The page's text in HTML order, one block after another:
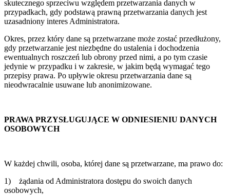
skutecznego sprzeciwu względem przetwarzania danych w
przypadkach, gdy podstawą prawną przetwarzania danych jest
uzasadniony interes Administratora.
Okres, przez który dane są przetwarzane może zostać przedłużony,
gdy przetwarzanie jest niezbędne do ustalenia i dochodzenia
ewentualnych roszczeń lub obrony przed nimi, a po tym czasie
jedynie w przypadku i w zakresie, w jakim będą wymagać tego
przepisy prawa. Po upływie okresu przetwarzania dane są
nieodwracalnie usuwane lub anonimizowane.
PRAWA PRZYSŁUGUJĄCE W ODNIESIENIU DANYCH
OSOBOWYCH
W każdej chwili, osoba, której dane są przetwarzane, ma prawo do:
1) żądania od Administratora dostępu do swoich danych
osobowych,